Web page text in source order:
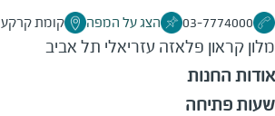
03-7774000 הצג על המפה קומת קרקע
מלון קראון פלאזה עזריאלי תל אביב
אודות החנות
שעות פתיחה